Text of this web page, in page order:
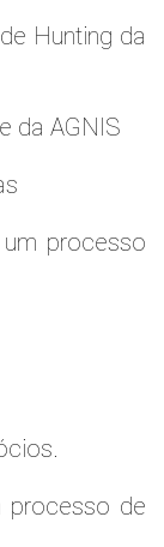
Hunting da
da AGNIS
processo
processo de